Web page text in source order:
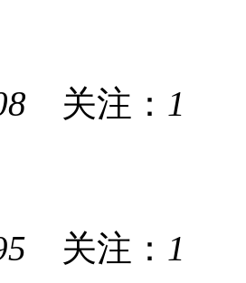
关注： 1
关注： 1